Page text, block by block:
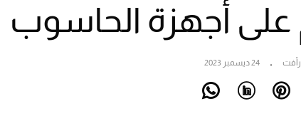
على أجهزة الحاسوب
24 ديسمبر 2023